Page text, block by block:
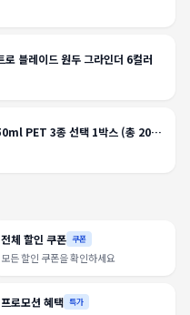
블레이드 원두 그라인더 6컬러
PET 3종 선택 1박스 (총 20
전체 할인 쿠폰 쿠폰
모든 할인 쿠폰을 확인하세요
프로모션 혜택 특가